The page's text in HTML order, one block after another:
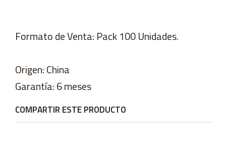
Formato de Venta: Pack 100 Unidades.
Origen: China
Garantía: 6 meses
COMPARTIR ESTE PRODUCTO